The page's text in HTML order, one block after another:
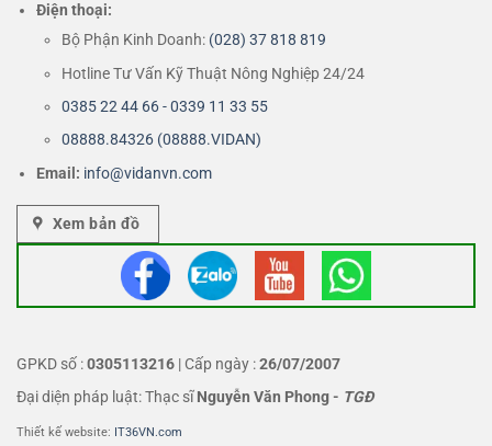
Điện thoại:
Bộ Phận Kinh Doanh: (028) 37 818 819
Hotline Tư Vấn Kỹ Thuật Nông Nghiệp 24/24
0385 22 44 66 - 0339 11 33 55
08888.84326 (08888.VIDAN)
Email: info@vidanvn.com
Xem bản đồ
GPKD số :0305113216 | Cấp ngày :26/07/2007
Đại diện pháp luật: Thạc sĩNguyễn Văn Phong- TGĐ
Thiết kế website: IT36VN.com